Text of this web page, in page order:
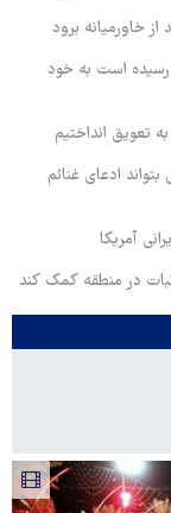
خاورمیانه برود
است به خود
تعویق انداختیم
ادعای غنائم
آمریکا
ثبات در منطقه کمک کند